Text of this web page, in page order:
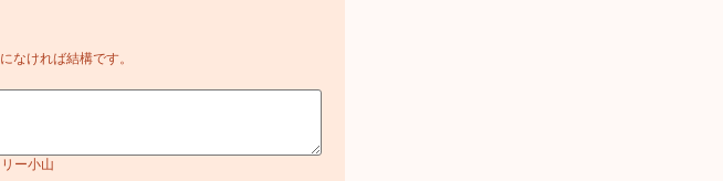
なければ結構です。
ー小山